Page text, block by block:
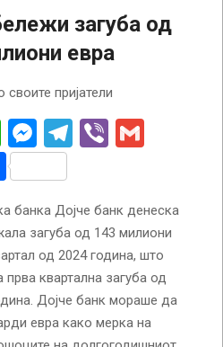
загуба од
евра
пријатели
WhatsApp
Messenger
Telegram
Viber
Share
банка Дојче банк денеска
загуба од 143 милиони
од 2024 година, што
прва квартална загуба од
Дојче банк мораше да
евра како мерка на